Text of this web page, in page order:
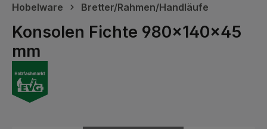
Hobelware Bretter/Rahmen/Handläufe
Konsolen Fichte 980x140x45
mm